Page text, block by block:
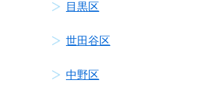
目黒区
世田谷区
中野区